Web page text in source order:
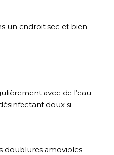
un endroit sec et bien
avec de l’eau
doux si
doublures amovibles